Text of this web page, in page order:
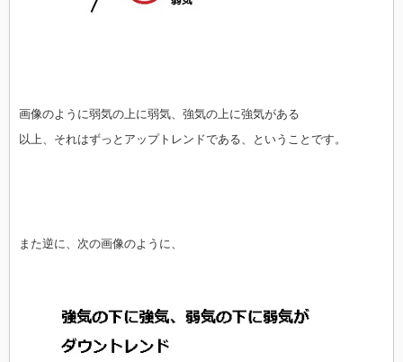
画像のように弱気の上に弱気、強気の上に強気がある
以上、それはずっとアップトレンドである、ということです。
また逆に、次の画像のように、